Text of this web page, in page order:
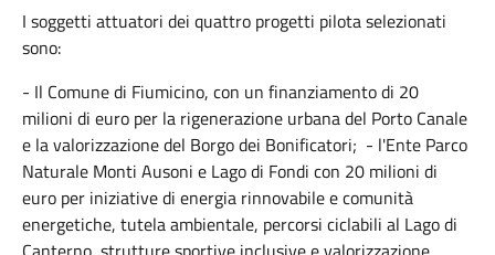
I soggetti attuatori dei quattro progetti pilota selezionati
sono:
- Il Comune di Fiumicino, con un finanziamento di 20
milioni di euro per la rigenerazione urbana del Porto Canale
e la valorizzazione del Borgo dei Bonificatori; - l'Ente Parco
Naturale Monti Ausoni e Lago di Fondi con 20 milioni di
euro per iniziative di energia rinnovabile e comunità
energetiche, tutela ambientale, percorsi ciclabili al Lago di